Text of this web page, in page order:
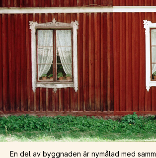
En del av byggnaden är nymålad med